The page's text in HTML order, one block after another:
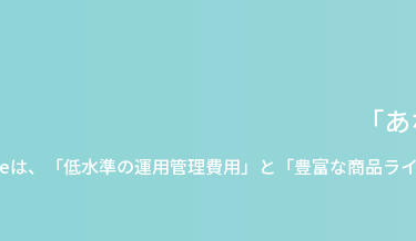
「
は、「低水準の運用管理費用」と「豊富な商品ラ